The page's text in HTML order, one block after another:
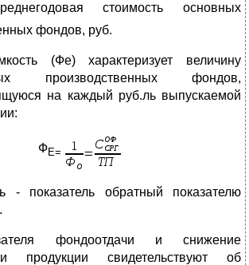
стоимость основных
фондов, руб.
(Фе) характеризует величину
производственных фондов,
на каждый руб.ль выпускаемой
ФЕ=
- показатель обратный показателю
фондоотдачи и снижение
продукции свидетельствуют об